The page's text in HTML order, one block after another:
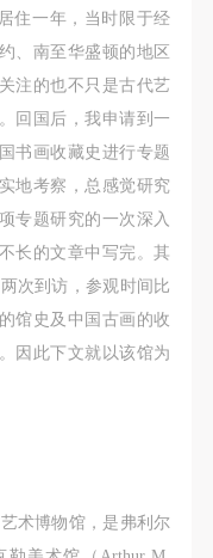
住一年，当时限于经
、南至华盛顿的地区
注的也不只是古代艺
回国后，我申请到一
书画收藏史进行专题
地考察，总感觉研究
专题研究的一次深入
长的文章中写完。其
次到访，参观时间比
馆史及中国古画的收
因此下文就以该馆为
术博物馆，是弗利尔
具有完全民事行为
必须在成年人的陪
安全责任自负。鼓
活动中一旦出现事
术馆将不承担人身
义务。参加活动的
工作，但对事故本
参加本次活动者
守美术馆活动秩
、馆藏艺术作品及
具有完全民事行为
必须在成年人的陪
安全责任自负。鼓
活动中一旦出现事
术馆将不承担人身
义务。参加活动的
工作，但对事故本
参加本次活动者
守美术馆活动秩
、馆藏艺术作品及
具有完全民事行为
必须在成年人的陪
安全责任自负。鼓
活动中一旦出现事
术馆将不承担人身
义务。参加活动的
工作，但对事故本
参加本次活动者
守美术馆活动秩
、馆藏艺术作品及